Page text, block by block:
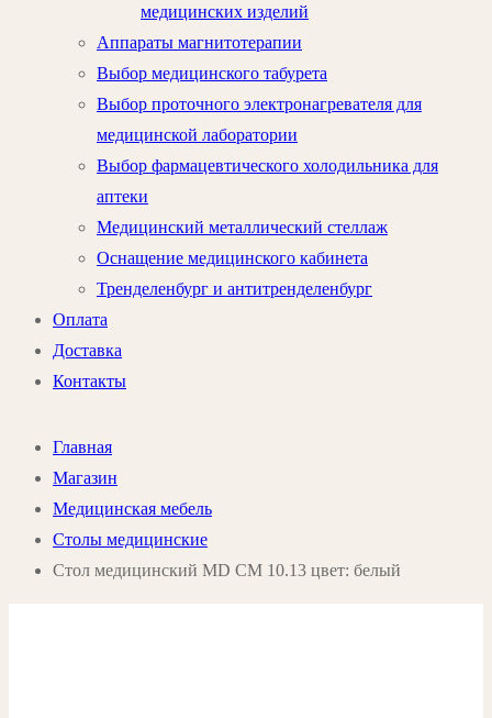
медицинских изделий
Аппараты магнитотерапии
Выбор медицинского табурета
Выбор проточного электронагревателя для
медицинской лаборатории
Выбор фармацевтического холодильника для
аптеки
Медицинский металлический стеллаж
Оснащение медицинского кабинета
Тренделенбург и антитренделенбург
Оплата
Доставка
Контакты
Главная
Магазин
Медицинская мебель
Столы медицинские
Стол медицинский MD СМ 10.13 цвет: белый